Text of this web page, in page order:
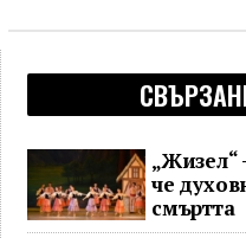
„Жизел“
че
смъртта